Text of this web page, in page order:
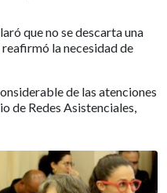
que no se descarta una
la necesidad de
de las atenciones
de Redes Asistenciales,